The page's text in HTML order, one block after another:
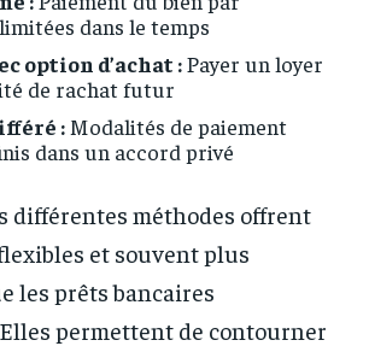
dans le temps
option d’achat :Payer un loyer
de rachat futur
: Modalités de paiement
dans un accord privé
différentes méthodes offrent
et souvent plus
les prêts bancaires
permettent de contourner